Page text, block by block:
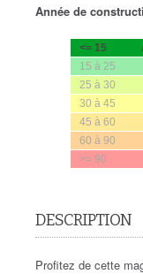
Année de
<= 15
15 à 25
25 à 30
30 à 45
45 à 60
60 à 90
>= 90
DESCRIPTION
Profitez de cette